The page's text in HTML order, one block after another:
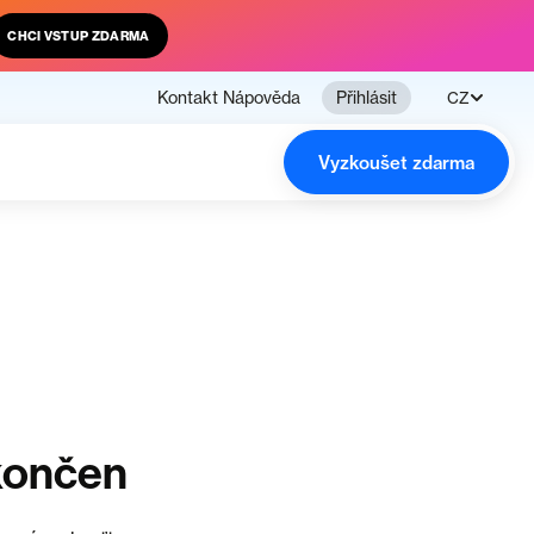
CHCI VSTUP ZDARMA
Kontakt Nápověda Přihlásit CZ
Vyzkoušet zdarma